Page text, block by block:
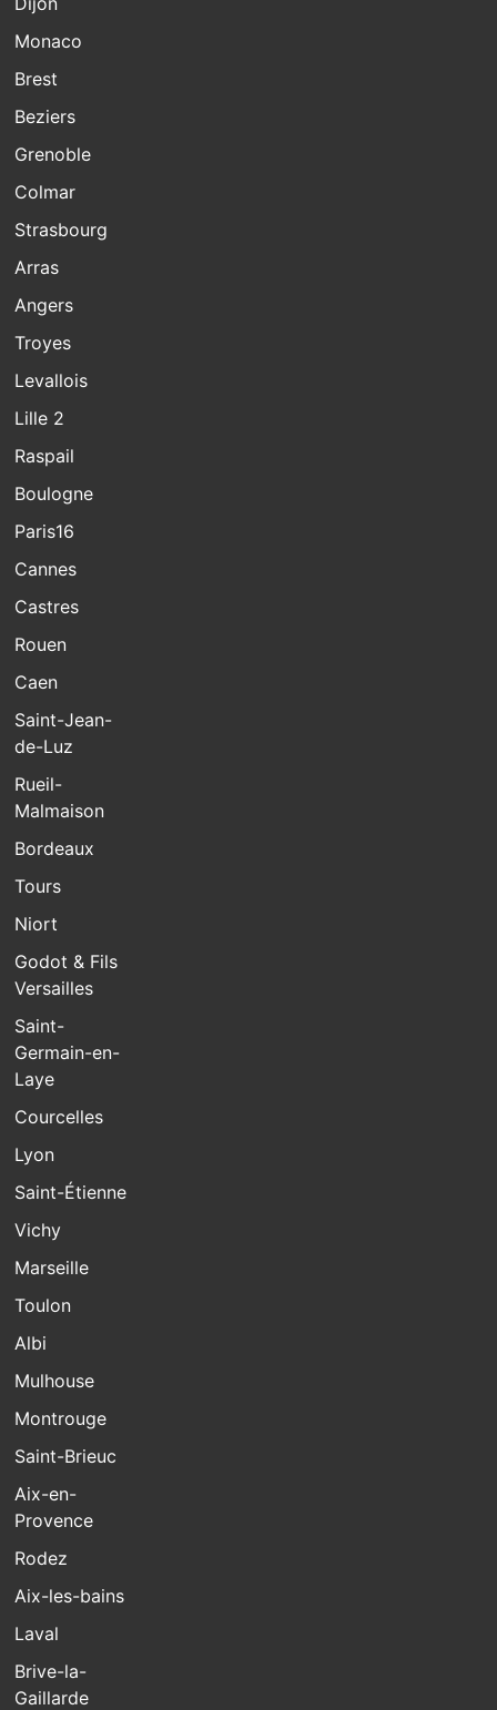
Monaco
Brest
Beziers
Grenoble
Colmar
Strasbourg
Arras
Angers
Troyes
Levallois
Lille 2
Raspail
Boulogne
Paris16
Cannes
Castres
Rouen
Caen
Saint-Jean-
de-Luz
Rueil-
Malmaison
Bordeaux
Tours
Niort
Godot & Fils
Versailles
Saint-
Germain-en-
Laye
Courcelles
Lyon
Saint-Étienne
Vichy
Marseille
Toulon
Albi
Mulhouse
Montrouge
Saint-Brieuc
Aix-en-
Provence
Rodez
Aix-les-bains
Laval
Brive-la-
Gaillarde